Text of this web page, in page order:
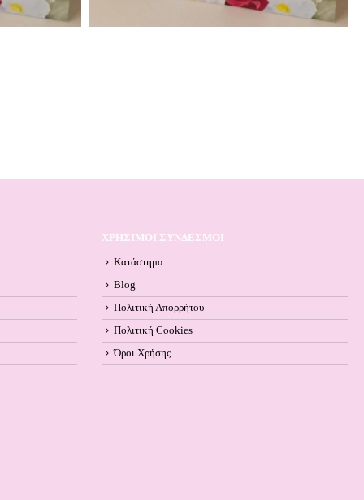
ΧΡΗΣΙΜΟΙ ΣΥΝΔΕΣΜΟΙ
Κατάστημα
Blog
Πολιτική Απορρήτου
Πολιτική Cookies
Όροι Xρήσης